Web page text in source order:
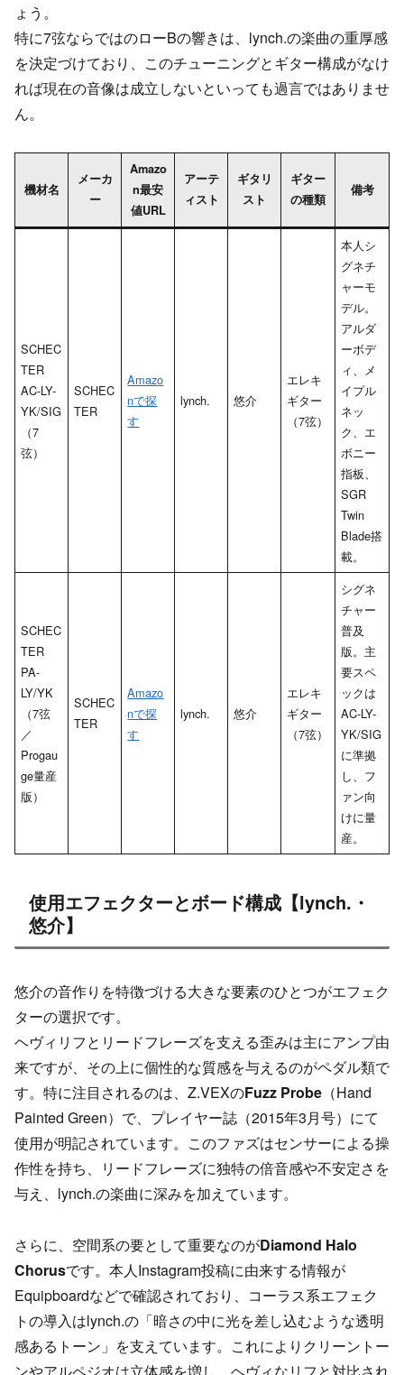
ょう。
特に7弦ならではのローBの響きは、lynch.の楽曲の重厚感
を決定づけており、このチューニングとギター構成がなけ
れば現在の音像は成立しないといっても過言ではありませ
ん。
機材名
メーカ
ー
Amazo
n最安
値URL
アーテ
ィスト
ギタリ
スト
ギター
の種類
備考
SCHEC
TER
AC-LY-
YK/SIG
（7
弦）
SCHEC
TER
Amazo
nで探
す
lynch. 悠介
エレキ
ギター
（7弦）
本人シ
グネチ
ャーモ
デル。
アルダ
ーボデ
ィ、メ
イプル
ネッ
ク、エ
ボニー
指板、
SGR
Twin
Blade搭
載。
SCHEC
TER
PA-
LY/YK
（7弦
／
Progau
ge量産
版）
SCHEC
TER
Amazo
nで探
す
lynch. 悠介
エレキ
ギター
（7弦）
シグネ
チャー
普及
版。主
要スペ
ックは
AC-LY-
YK/SIG
に準拠
し、フ
ァン向
けに量
産。
使用エフェクターとボード構成【lynch.・
悠介】
悠介の音作りを特徴づける大きな要素のひとつがエフェク
ターの選択です。
ヘヴィリフとリードフレーズを支える歪みは主にアンプ由
来ですが、その上に個性的な質感を与えるのがペダル類で
す。特に注目されるのは、Z.VEXのFuzz Probe （Hand
Painted Green）で、プレイヤー誌（2015年3月号）にて
使用が明記されています。このファズはセンサーによる操
作性を持ち、リードフレーズに独特の倍音感や不安定さを
与え、lynch.の楽曲に深みを加えています。
さらに、空間系の要として重要なのがDiamond Halo
Chorusです。本人Instagram投稿に由来する情報が
Equipboardなどで確認されており、コーラス系エフェク
トの導入はlynch.の「暗さの中に光を差し込むような透明
感あるトーン」を支えています。これによりクリーントー
ンやアルペジオは立体感を増し、ヘヴィなリフと対比され